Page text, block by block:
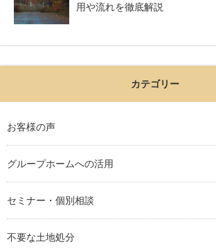
用や流れを徹底解説
カテゴリー
お客様の声
グループホームへの活用
セミナー・個別相談
不要な土地処分